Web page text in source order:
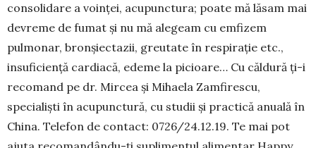
consolidare a voinței, acupunctura; poate mă lăsam mai
devreme de fumat și nu mă alegeam cu emfizem
pulmonar, bronșiectazii, greutate în res­piraţie etc.,
insuficiență cardiacă, edeme la pi­cioare… Cu căldură ți-i
recomand pe dr. Mircea și Mihaela Zamfirescu,
specialiști în acupunctură, cu studii și practică anuală în
China. Telefon de con­tact: 0726/24.12.19. Te mai pot